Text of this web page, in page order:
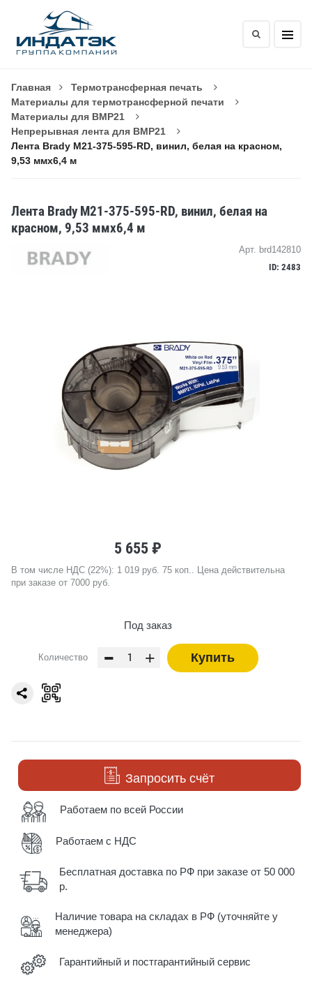
Главная
Термотрансферная печать
Материалы для термотрансферной печати
Материалы для BMP21
Непрерывная лента для BMP21
Лента Brady M21-375-595-RD, винил, белая на красном,
9,53 ммх6,4 м
Лента Brady M21-375-595-RD, винил, белая на
красном, 9,53 ммх6,4 м
Арт. brd142810
ID: 2483
5 655 ₽
В том числе НДС (22%): 1 019 руб. 75 коп.. Цена действительна
при заказе от 7000 руб.
Под заказ
Количество - + Купить
Запросить счёт
Работаем по всей России
Работаем с НДС
Бесплатная доставка по РФ при заказе от 50 000
р.
Наличие товара на складах в РФ (уточняйте у
менеджера)
Гарантийный и постгарантийный сервис